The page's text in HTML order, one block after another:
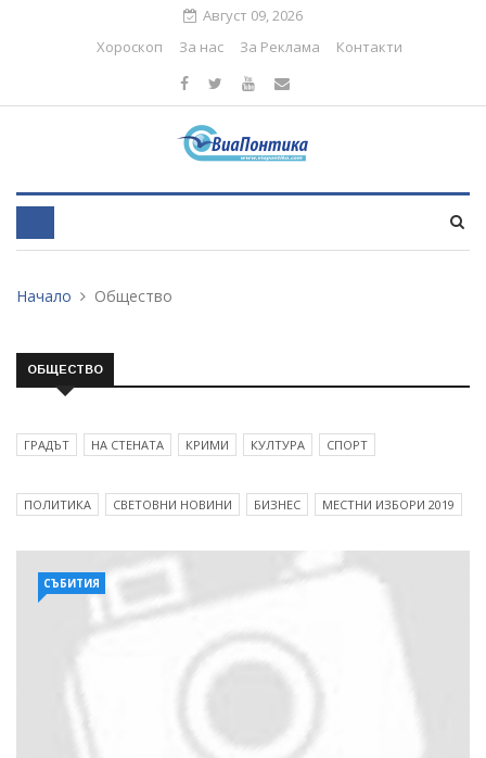
Август 09, 2026
Хороскоп
За нас За Реклама Контакти
Начало Общество
ОБЩЕСТВО
ГРАДЪТ НА СТЕНАТА КРИМИ КУЛТУРА СПОРТ
ПОЛИТИКА СВЕТОВНИ НОВИНИ БИЗНЕС МЕСТНИ ИЗБОРИ 2019
СЪБИТИЯ